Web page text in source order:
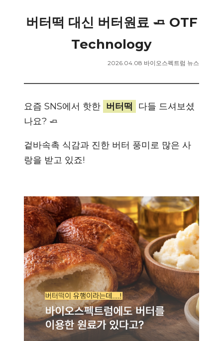
버터떡 대신 버터원료 🧈 OTF
Technology
2026.04.08 바이오스펙트럼 뉴스
요즘 SNS에서 핫한 버터떡
다들 드셔보셨
나요? 🧈
겉바속촉 식감과 진한 버터 풍미로 많은 사
랑을 받고 있죠!